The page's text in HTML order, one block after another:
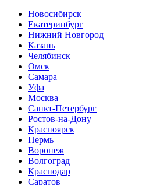
Новосибирск
Екатеринбург
Нижний Новгород
Казань
Челябинск
Омск
Самара
Уфа
Москва
Санкт-Петербург
Ростов-на-Дону
Красноярск
Пермь
Воронеж
Волгоград
Краснодар
Саратов